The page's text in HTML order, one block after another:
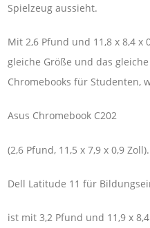
Spielzeug aussieht.
Mit 2,6 Pfund und 11,8 x 8,4
gleiche Größe und das
Chromebooks für Studenten,
Asus Chromebook C202
(2,6 Pfund, 11,5 x 7,9 x 0,9 Zoll).
Dell Latitude 11 für
ist mit 3,2 Pfund und 11,9 x